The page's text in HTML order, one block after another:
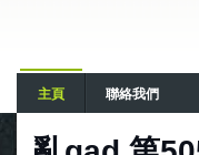
主頁 聯絡我們